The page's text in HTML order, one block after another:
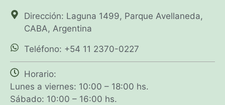
Dirección: Laguna 1499, Parque Avellaneda,
CABA, Argentina
Teléfono: +54 11 2370-0227
Horario:
Lunes a viernes: 10:00 – 18:00 hs.
Sábado: 10:00 – 16:00 hs.